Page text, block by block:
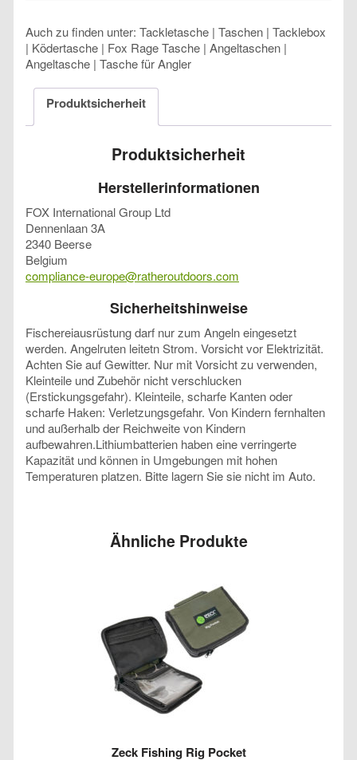
Auch zu finden unter: Tackletasche | Taschen | Tacklebox
| Ködertasche | Fox Rage Tasche | Angeltaschen |
Angeltasche | Tasche für Angler
Produktsicherheit
Produktsicherheit
Herstellerinformationen
FOX International Group Ltd
Dennenlaan 3A
2340 Beerse
Belgium
compliance-europe@ratheroutdoors.com
Sicherheitshinweise
Fischereiausrüstung darf nur zum Angeln eingesetzt
werden. Angelruten leitetn Strom. Vorsicht vor Elektrizität.
Achten Sie auf Gewitter. Nur mit Vorsicht zu verwenden,
Kleinteile und Zubehör nicht verschlucken
(Erstickungsgefahr). Kleinteile, scharfe Kanten oder
scharfe Haken: Verletzungsgefahr. Von Kindern fernhalten
und außerhalb der Reichweite von Kindern
aufbewahren.Lithiumbatterien haben eine verringerte
Kapazität und können in Umgebungen mit hohen
Temperaturen platzen. Bitte lagern Sie sie nicht im Auto.
Ähnliche Produkte
Zeck Fishing Rig Pocket